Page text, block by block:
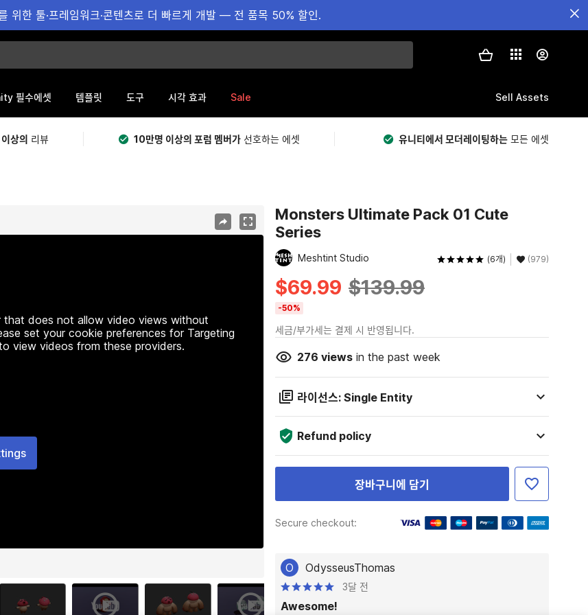
위한 툴·프레임워크·콘텐츠로 더 빠르게 개발 — 전 품목 50% 할인.
필수에셋 템플릿 도구 시각 효과 Sale Sell Assets
상의 리뷰 10만명 이상의 포럼 멤버가 선호하는 에셋 유니티에서 모더레이팅하는 모든 에셋
does not allow video views without
set your cookie preferences for Targeting
view videos from these providers.
Monsters Ultimate Pack 01 Cute
Series
Meshtint Studio (6개) (979)
$69.99 $139.99
-50%
세금/부가세는 결제 시 반영됩니다.
276 viewsin the past week
라이선스: Single Entity
Refund policy
장바구니에 담기
Secure checkout:
O OdysseusThomas
3달 전
Awesome!